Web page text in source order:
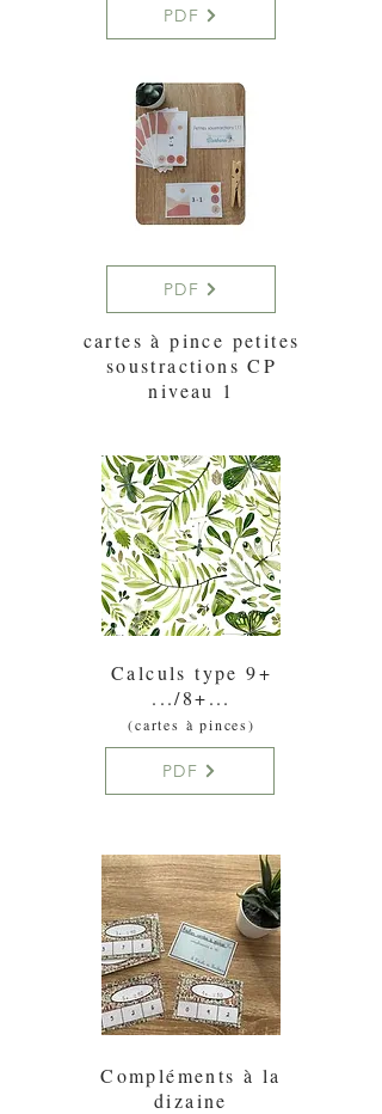
PDF
PDF
cartes à pince petites
soustractions CP
niveau 1
Calculs type 9+
.../8+...
(cartes à pinces)
PDF
Compléments à la
dizaine